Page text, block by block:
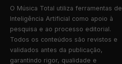
O Música Total utiliza ferramentas de
Inteligência Artificial como apoio à
pesquisa e ao processo editorial.
Todos os conteúdos são revistos e
validados antes da publicação,
garantindo rigor, qualidade e